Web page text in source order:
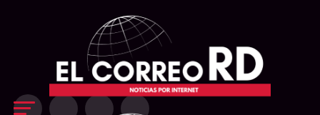
Exit mobile version